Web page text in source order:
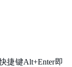
捷键Alt+Enter即